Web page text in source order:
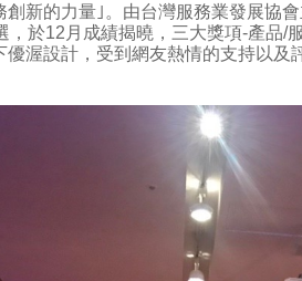
創新的力量｣。由台灣服務業發展協
，於12月成績揭曉，三大獎項-產品/
優渥設計，受到網友熱情的支持以